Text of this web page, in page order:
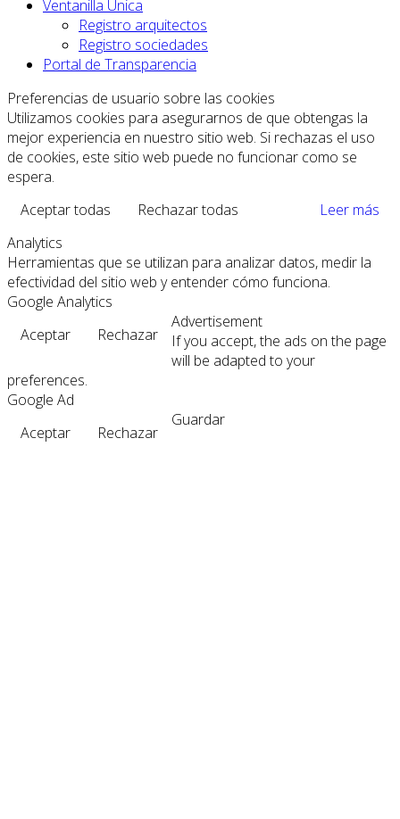
Ventanilla Única
Registro arquitectos
Registro sociedades
Portal de Transparencia
Preferencias de usuario sobre las cookies
Utilizamos cookies para asegurarnos de que obtengas la
mejor experiencia en nuestro sitio web. Si rechazas el uso
de cookies, este sitio web puede no funcionar como se
espera.
Aceptar todas
Rechazar todas
Leer más
Analytics
Herramientas que se utilizan para analizar datos, medir la
efectividad del sitio web y entender cómo funciona.
Google Analytics
Aceptar
Rechazar
Advertisement
If you accept, the ads on the page
will be adapted to your
preferences.
Google Ad
Aceptar
Rechazar
Guardar